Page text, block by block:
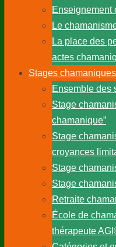
Enseignement
Le
La place des
actes
Stages chamaniques
Ensemble des
Stage
chamanique”
Stage
croyances
Stage
Stage
Retraite
École de
thérapeute